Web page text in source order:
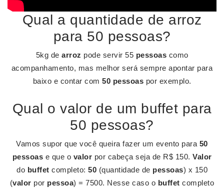
Qual a quantidade de arroz
para 50 pessoas?
5kg de arroz pode servir 55 pessoas como
acompanhamento, mas melhor será sempre apontar para
baixo e contar com 50 pessoas por exemplo.
Qual o valor de um buffet para
50 pessoas?
Vamos supor que você queira fazer um evento para 50
pessoas e que o valor por cabeça seja de R$ 150. Valor
do buffet completo: 50 (quantidade de pessoas) x 150
(valor por pessoa) = 7500. Nesse caso o buffet completo